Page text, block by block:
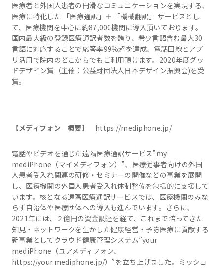
医療者と外国人患者の円滑なコミュニケーションを実現する、
医療に特化した 「医療通訳」＋ 「機械翻訳」 サービスとし
て、医療機関を中心に約87,000機関に導入頂いております。
国内最大級の登録医療通訳者数を誇り、希少言語含む最大30
言語に対応することで応答率99％超を達成、電話回線とアプ
リ活用で院内のどこからでもご利用頂けます。2020年度グッ
ドデザイン賞（主催：公益財団法人日本デザイン振興会)を受
賞。
【メディフォン 概要】 https://mediphone.jp/
電話やビデオを通じた遠隔医療通訳サービス”my
mediPhone（マイメディフォン）”、医療従事者向けの外国
人患者受入れ関連の研修・セミナーの開催などの事業を展開
し、医療機関の外国人患者受入れ体制整備を包括的に支援して
います。核となる遠隔医療通訳サービスでは、医療機関のみな
らず自治体や医療団体への導入も進んでいます。さらに、
2021年には、２億円の資金調達を経て、これまで培ってきた
知見・ネットワークを生かした健康経営・予防医療に貢献する
新事業としてクラウド健康管理システム”your
mediPhone（ユアメディフォン、
https://your.mediphone.jp/）”を立ち上げました。ミッショ